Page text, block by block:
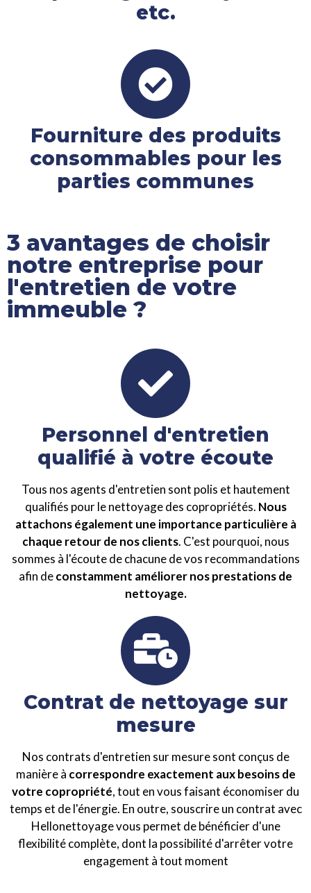
etc.
Fourniture des produits
consommables pour les
parties communes
3 avantages de choisir
notre entreprise pour
l'entretien de votre
immeuble ?
Personnel d'entretien
qualifié à votre écoute
Tous nos agents d'entretien sont polis et hautement
qualifiés pour le nettoyage des copropriétés. Nous
attachons également une importance particulière à
chaque retour de nos clients. C'est pourquoi, nous
sommes à l'écoute de chacune de vos recommandations
afin deconstamment améliorer nos prestations de
nettoyage.
Contrat de nettoyage sur
mesure
Nos contrats d'entretien sur mesure sont conçus de
manière à correspondre exactement aux besoins de
votre copropriété, tout en vous faisant économiser du
temps et de l'énergie. En outre, souscrire un contrat avec
Hellonettoyage vous permet de bénéficier d'une
flexibilité complète, dont la possibilité d'arrêter votre
engagement à tout moment